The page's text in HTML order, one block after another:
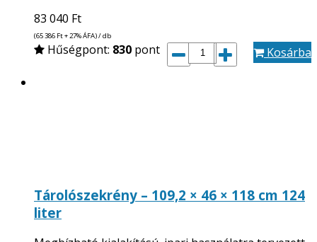
83 040 Ft
(65 386 Ft+ 27% ÁFA) / db
Hűségpont: 830 pont Kosárba
Tárolószekrény – 109,2 × 46 × 118 cm 124
liter